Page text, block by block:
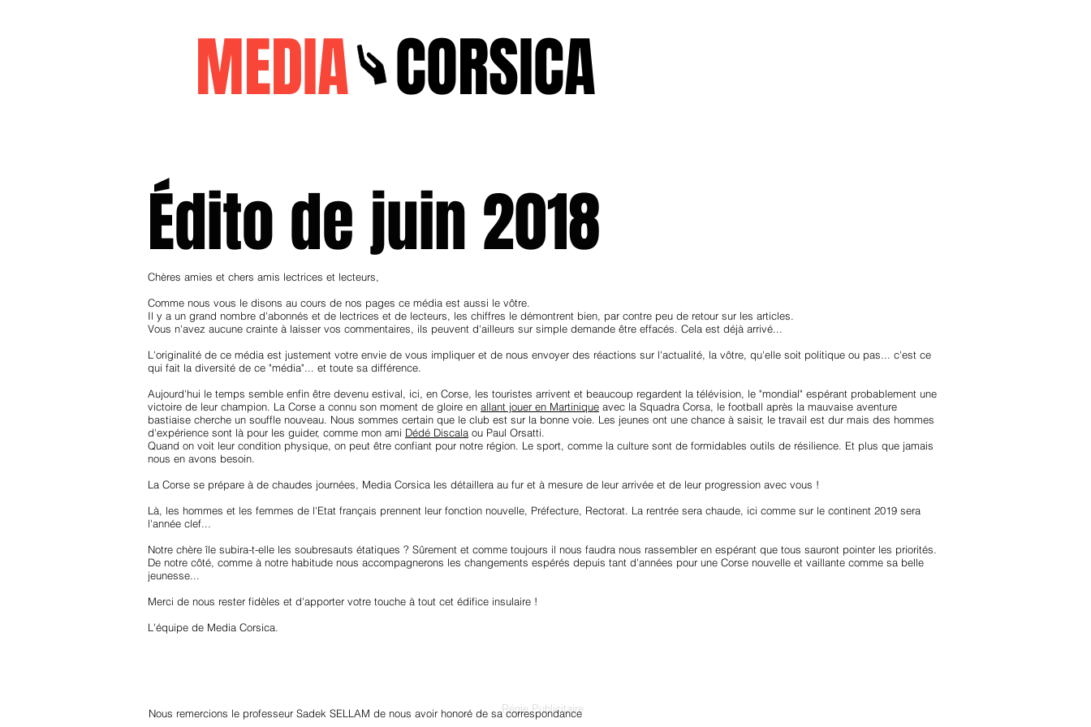
MEDIACORSICA
Édito de juin 2018
Chères amies et chers amis lectrices et lecteurs,
Comme nous vous le disons au cours de nos pages ce média est aussi le vôtre.
Il y a un grand nombre d'abonnés et de lectrices et de lecteurs, les chiffres le démontrent bien, par contre peu de retour sur les articles.
Vous n'avez aucune crainte à laisser vos commentaires, ils peuvent d'ailleurs sur simple demande être effacés. Cela est déjà arrivé...
L'originalité de ce média est justement votre envie de vous impliquer et de nous envoyer des réactions sur l'actualité, la vôtre, qu'elle soit politique ou pas... c'est ce
qui fait la diversité de ce "média"... et toute sa différence.
Aujourd'hui le temps semble enfin être devenu estival, ici, en Corse, les touristes arrivent et beaucoup regardent la télévision, le "mondial" espérant probablement une
victoire de leur champion. La Corse a connu son moment de gloire en allant jouer en Martinique avec la Squadra Corsa, le football après la mauvaise aventure
bastiaise cherche un souffle nouveau. Nous sommes certain que le club est sur la bonne voie. Les jeunes ont une chance à saisir, le travail est dur mais des hommes
d'expérience sont là pour les guider, comme mon ami Dédé Discala ou Paul Orsatti.
Quand on voit leur condition physique, on peut être confiant pour notre région. Le sport, comme la culture sont de formidables outils de résilience. Et plus que jamais
nous en avons besoin.
La Corse se prépare à de chaudes journées, Media Corsica les détaillera au fur et à mesure de leur arrivée et de leur progression avec vous !
Là, les hommes et les femmes de l'Etat français prennent leur fonction nouvelle, Préfecture, Rectorat. La rentrée sera chaude, ici comme sur le continent 2019 sera
l'année clef...
Notre chère île subira-t-elle les soubresauts étatiques ? Sûrement et comme toujours il nous faudra nous rassembler en espérant que tous sauront pointer les priorités.
De notre côté, comme à notre habitude nous accompagnerons les changements espérés depuis tant d'années pour une Corse nouvelle et vaillante comme sa belle
jeunesse...
Merci de nous rester fidèles et d'apporter votre touche à tout cet édifice insulaire !
L'équipe de Media Corsica.
Régie Publicitaire
Nous remercions le professeur Sadek SELLAM de nous avoir honoré de sa correspondance